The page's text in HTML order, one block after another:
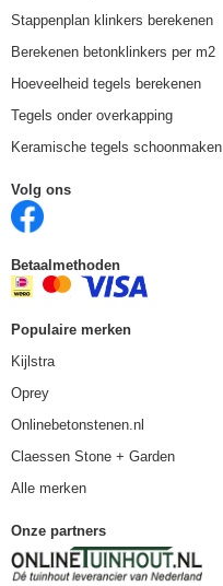
Stappenplan klinkers berekenen
Berekenen betonklinkers per m2
Hoeveelheid tegels berekenen
Tegels onder overkapping
Keramische tegels schoonmaken
Volg ons
Betaalmethoden
Populaire merken
Kijlstra
Oprey
Onlinebetonstenen.nl
Claessen Stone + Garden
Alle merken
Onze partners